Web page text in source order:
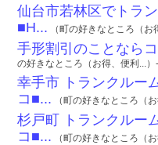
仙台市若林区でトラ
■H... （町の好きなところ（
手形割引のことなら
の好きなところ（お得、便利...
幸手市 トランクルー
コ■... （町の好きなところ（
杉戸町 トランクルー
コ■... （町の好きなところ（